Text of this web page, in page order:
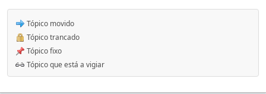
Tópico movido
Tópico trancado
Tópico fixo
Tópico que está a vigiar